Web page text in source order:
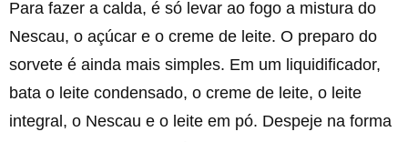
Para fazer a calda, é só levar ao fogo a mistura do
Nescau, o açúcar e o creme de leite. O preparo do
sorvete é ainda mais simples. Em um liquidificador,
bata o leite condensado, o creme de leite, o leite
integral, o Nescau e o leite em pó. Despeje na forma